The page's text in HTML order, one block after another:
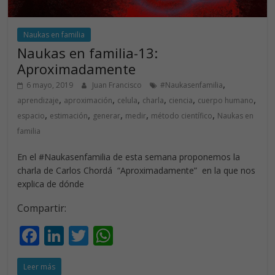
Naukas en familia
Naukas en familia-13:
Aproximadamente
6 mayo, 2019 Juan Francisco #Naukasenfamilia,
aprendizaje, aproximación, celula, charla, ciencia, cuerpo humano,
espacio, estimación, generar, medir, método científico, Naukas en
familia
En el #Naukasenfamilia de esta semana proponemos la
charla de Carlos Chordá “Aproximadamente” en la que nos
explica de dónde
Compartir:
F
ac
Li T
Leer más